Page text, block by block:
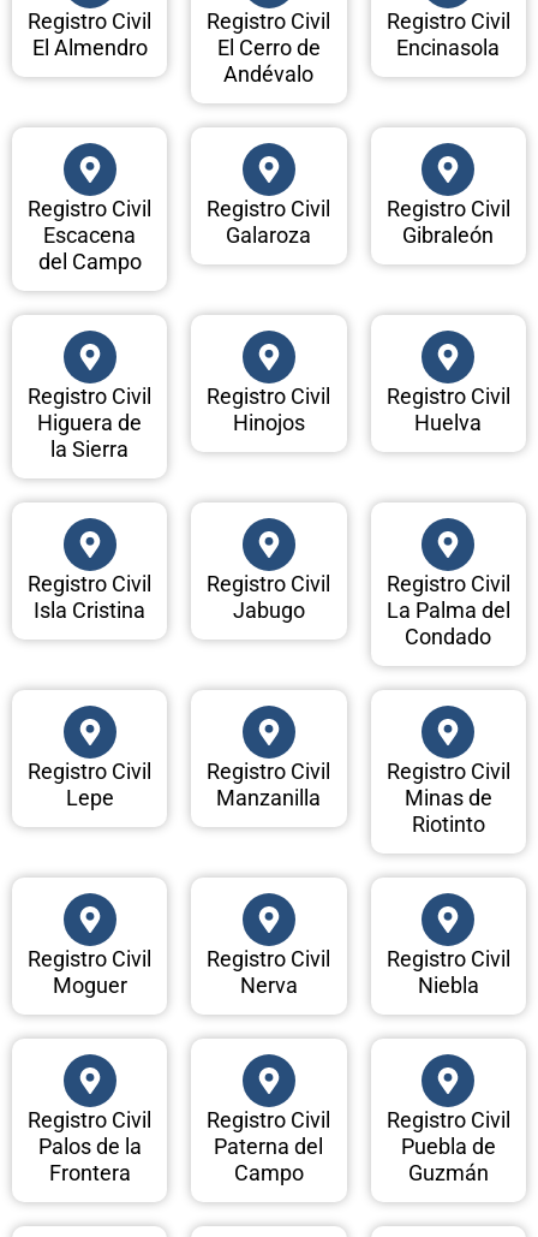
Registro Civil
El Almendro
Registro Civil
El Cerro de
Andévalo
Registro Civil
Encinasola
Registro Civil
Escacena
del Campo
Registro Civil
Galaroza
Registro Civil
Gibraleón
Registro Civil
Higuera de
la Sierra
Registro Civil
Hinojos
Registro Civil
Huelva
Registro Civil
Isla Cristina
Registro Civil
Jabugo
Registro Civil
La Palma del
Condado
Registro Civil
Lepe
Registro Civil
Manzanilla
Registro Civil
Minas de
Riotinto
Registro Civil
Moguer
Registro Civil
Nerva
Registro Civil
Niebla
Registro Civil
Palos de la
Frontera
Registro Civil
Paterna del
Campo
Registro Civil
Puebla de
Guzmán